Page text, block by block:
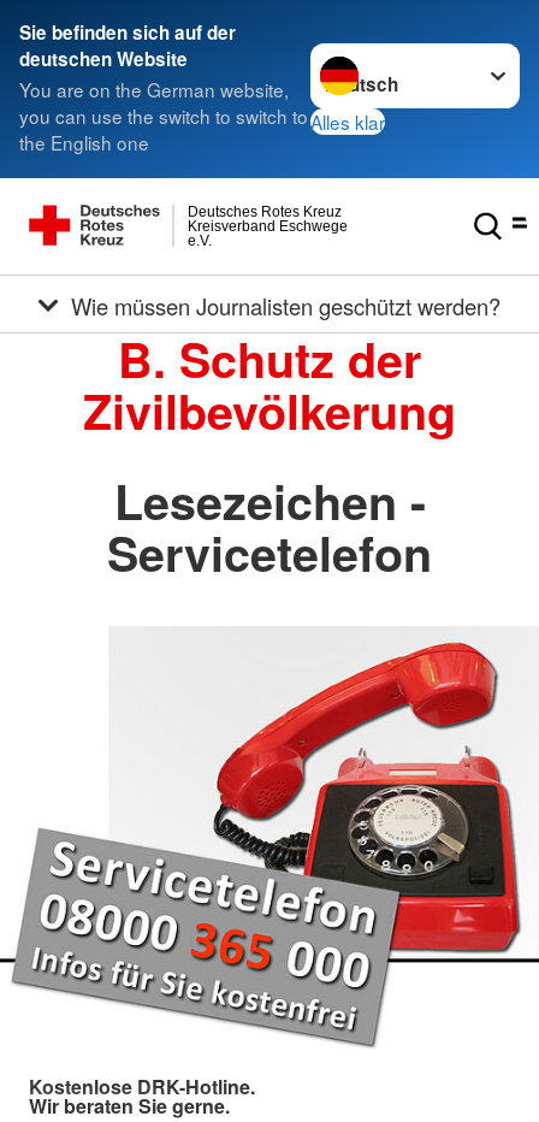
Sie befinden sich auf der
deutschen Website
You are on the German website,
you can use the switch to switch to
the English one
Sprache wechseln zu
Alles klar
e.V.
Kreisverband Eschwege
Deutsches Rotes Kreuz
Wie müssen Journalisten geschützt werden?
B. Schutz der
Zivilbevölkerung
Lesezeichen -
Servicetelefon
Kostenlose DRK-Hotline.
Wir beraten Sie gerne.